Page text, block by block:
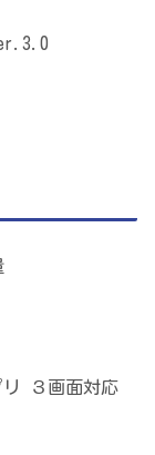
リ ３画面対応